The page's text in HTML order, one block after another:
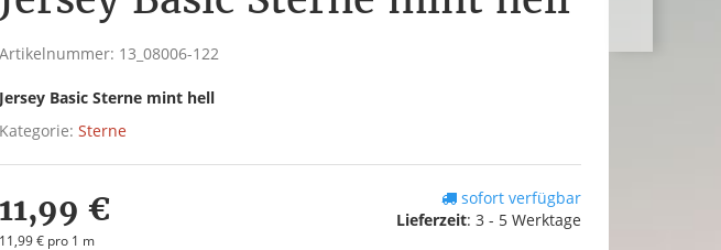
Artikelnummer: 13_08006-122
Jersey Basic Sterne mint hell
Kategorie: Sterne
11,99 €
11,99 € pro 1 m
sofort verfügbar
Lieferzeit: 3 - 5 Werktage